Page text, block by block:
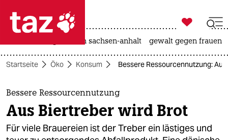
 taz zahl ich
taz zahl ich
themen
politik

taz zahl ich
landtagswahl in sachsen-anhalt gewalt gegen frauen
Startseite Öko Konsum Bessere Ressourcennutzung:
Bessere Ressourcennutzung
Aus Biertreber wird Brot
Für viele Brauereien ist der Treber ein lästiges und